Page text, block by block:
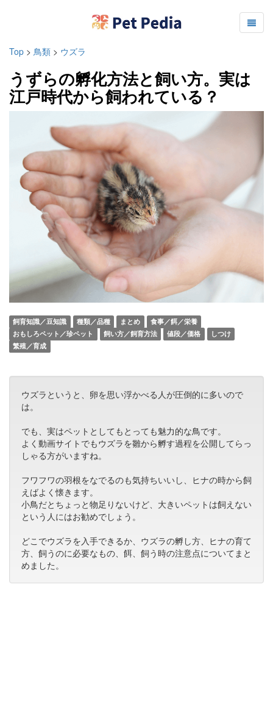
Top > 鳥類 > ウズラ
うずらの孵化方法と飼い方。実は
江戸時代から飼われている？
飼育知識／豆知識 種類／品種 まとめ
食事／餌／栄養
おもしろペット／珍ペット
飼い方／飼育方法 値段／価格
しつけ
繁殖／育成
ウズラというと、卵を思い浮かべる人が圧倒的に多いので
は。
でも、実はペットとしてもとっても魅力的な鳥です。
よく動画サイトでもウズラを雛から孵す過程を公開してらっ
しゃる方がいますね。
フワフワの羽根をなでるのも気持ちいいし、ヒナの時から飼
えばよく懐きます。
小鳥だとちょっと物足りないけど、大きいペットは飼えない
という人にはお勧めでしょう。
どこでウズラを入手できるか、ウズラの孵し方、ヒナの育て
方、飼うのに必要なもの、餌、飼う時の注意点についてまと
めました。